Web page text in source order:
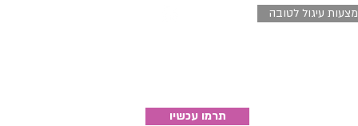
עיגול לטובה
תרמו עכשיו